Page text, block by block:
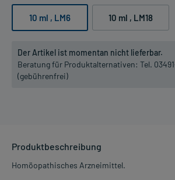
10 ml , LM6 10 ml , LM18
Der Artikel ist momentan nicht lieferbar.
Beratung für Produktalternativen: Tel.
(gebührenfrei)
Produktbeschreibung
Homöopathisches Arzneimittel.